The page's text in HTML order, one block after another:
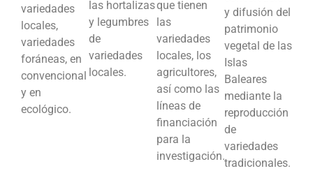
variedades
locales,
variedades
foráneas, en
convencional
y en
ecológico.
las hortalizas
y legumbres
de
variedades
locales.
que tienen
las
variedades
locales, los
agricultores,
así como las
líneas de
financiación
para la
investigación.
y difusión del
patrimonio
vegetal de las
Islas
Baleares
mediante la
reproducción
de
variedades
tradicionales.